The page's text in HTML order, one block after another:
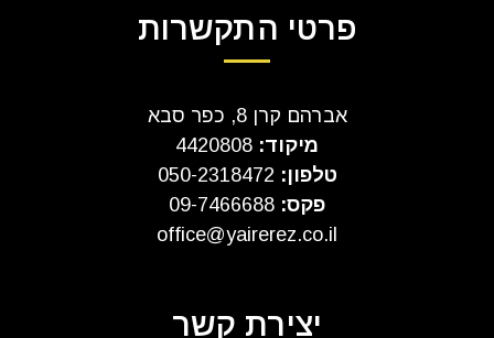
פרטי התקשרות
אברהם קרן 8, כפר סבא
מיקוד:
טלפון:
פקס: 09-7466688
office@yairerez.co.il
יצירת קשר